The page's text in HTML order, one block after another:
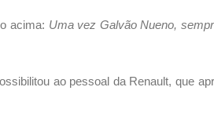
acima: Uma vez Galvão Nueno,
ao pessoal da Renault, que